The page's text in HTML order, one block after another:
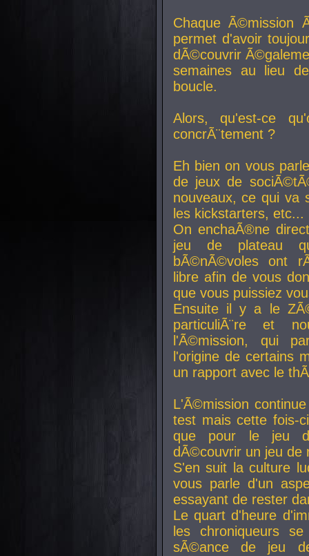
Chaque Ã©mission
permet d'avoir
dÃ©couvrir
semaines au lieu
boucle.
Alors, qu'est-ce
concrÃ¨tement ?
Eh bien on vous
de jeux de
nouveaux, ce qui va
les kickstarters, etc...
On enchaÃ®ne
jeu de plateau
bÃ©nÃ©voles ont
libre afin de vous
que vous puissiez
Ensuite il y a le
particuliÃ¨re et
l'Ã©mission, qui
l'origine de certains
un rapport avec le
L'Ã©mission
test mais cette fois-
que pour le jeu
dÃ©couvrir un jeu de
S'en suit la culture
vous parle d'un
essayant de rester
Le quart d'heure
les chroniqueurs
sÃ©ance de jeu